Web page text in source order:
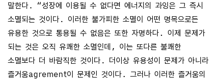
말한다. “성장에 이용될 수 없다면 에너지의 과잉은 그 즉시
소멸되는 것이다. 이러한 불가피한 소멸이 어떤 명목으로든
유용한 것으로 통용될 수 없음은 또한 자명하다. 이제 문제가
되는 것은 오직 유쾌한 소멸인데, 이는 또다른 불쾌한
소멸보다 더 바람직한 것이다. 더이상 유용성이 문제가 아니라
즐거움agrement이 문제인 것이다. 그러나 이러한 즐거움의